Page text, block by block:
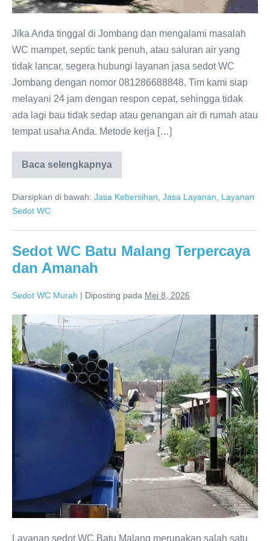
Jika Anda tinggal di Jombang dan mengalami masalah
WC mampet, septic tank penuh, atau saluran air yang
tidak lancar, segera hubungi layanan jasa sedot WC
Jombang dengan nomor 081286688848. Tim kami siap
melayani 24 jam dengan respon cepat, sehingga tidak
ada lagi bau tidak sedap atau genangan air di rumah atau
tempat usaha Anda. Metode kerja […]
Baca selengkapnya
Sedot
WC
Cepat
Diarsipkan di bawah: Jasa Kebersihan Jasa Layanan
Layanan
Sedot WC
Sedot WC Batu Malang Terpercaya
dan Amanah
Sedot WC Murah | Diposting pada Mei 8, 2026
Sedot
WC
Batu
Malang
Layanan sedot WC Batu Malang merupakan salah satu